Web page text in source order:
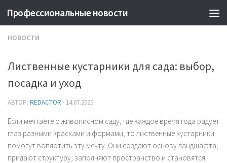
Профессиональные новости
НОВОСТИ
Лиственные кустарники для сада: выбор,
посадка и уход
АВТОР: REDACTOR · 14.07.2025
Если мечтаете о живописном саду, где каждое время года радует
глаз разными красками и формами, то лиственные кустарники
помогут воплотить эту мечту. Они создают основу ландшафта,
придают структуру, заполняют пространство и становятся